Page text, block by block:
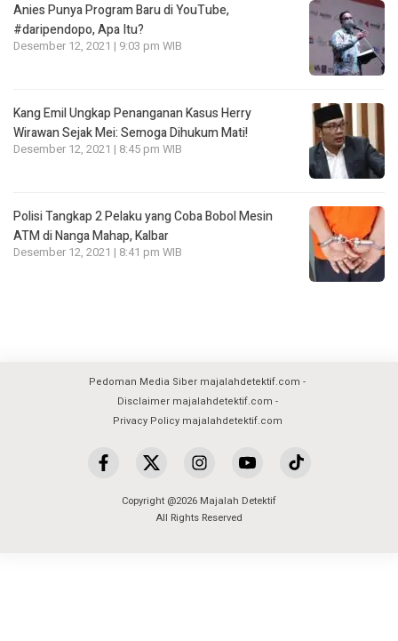
Anies Punya Program Baru di YouTube,
#daripendopo, Apa Itu?
Desember 12, 2021 | 9:03 pm WIB
Kang Emil Ungkap Penanganan Kasus Herry
Wirawan Sejak Mei: Semoga Dihukum Mati!
Desember 12, 2021 | 8:45 pm WIB
Polisi Tangkap 2 Pelaku yang Coba Bobol Mesin
ATM di Nanga Mahap, Kalbar
Desember 12, 2021 | 8:41 pm WIB
Pedoman Media Siber majalahdetektif.com
Disclaimer majalahdetektif.com
Privacy Policy majalahdetektif.com
Copyright @2026 Majalah Detektif
All Rights Reserved